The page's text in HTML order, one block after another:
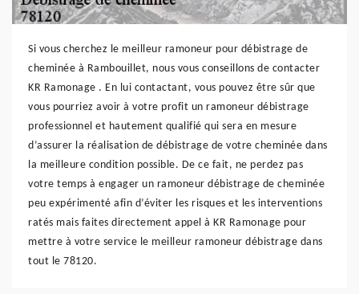
Si vous cherchez le meilleur ramoneur pour débistrage de
cheminée à Rambouillet, nous vous conseillons de contacter
KR Ramonage . En lui contactant, vous pouvez être sûr que
vous pourriez avoir à votre profit un ramoneur débistrage
professionnel et hautement qualifié qui sera en mesure
d’assurer la réalisation de débistrage de votre cheminée dans
la meilleure condition possible. De ce fait, ne perdez pas
votre temps à engager un ramoneur débistrage de cheminée
peu expérimenté afin d’éviter les risques et les interventions
ratés mais faites directement appel à KR Ramonage pour
mettre à votre service le meilleur ramoneur débistrage dans
tout le 78120.